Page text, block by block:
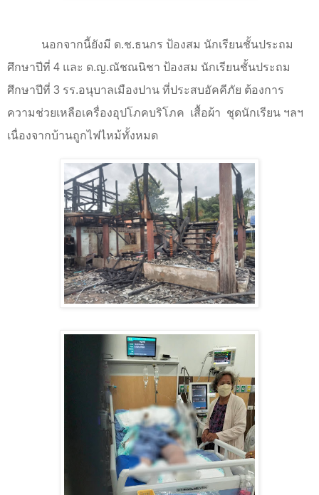
นอกจากนี้ยังมี ด.ช.ธนกร ป้องสม นักเรียนชั้นประถม
ศึกษาปีที่ 4 และ ด.ญ.ณัชณนิชา ป้องสม นักเรียนชั้นประถม
ศึกษาปีที่ 3 รร.อนุบาลเมืองปาน ที่ประสบอัคคีภัย ต้องการ
ความช่วยเหลือเครื่องอุปโภคบริโภค เสื้อผ้า ชุดนักเรียน ฯลฯ
เนื่องจากบ้านถูกไฟไหม้ทั้งหมด